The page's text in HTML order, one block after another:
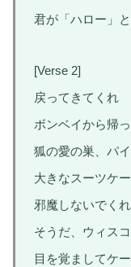
君が「ハロー」
[Verse 2]
戻ってきてくれ
ボンベイから帰
狐の愛の巣、パ
大きなスーツケ
邪魔しないでく
そうだ、ウィス
目を覚ましてケ